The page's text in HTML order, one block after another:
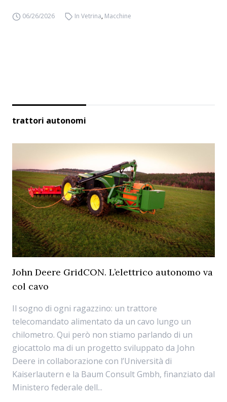
06/26/2026 In Vetrina, Macchine
trattori autonomi
John Deere GridCON. L’elettrico autonomo va
col cavo
Il sogno di ogni ragazzino: un trattore
telecomandato alimentato da un cavo lungo un
chilometro. Qui però non stiamo parlando di un
giocattolo ma di un progetto sviluppato da John
Deere in collaborazione con l’Università di
Kaiserlautern e la Baum Consult Gmbh, finanziato dal
Ministero federale dell...